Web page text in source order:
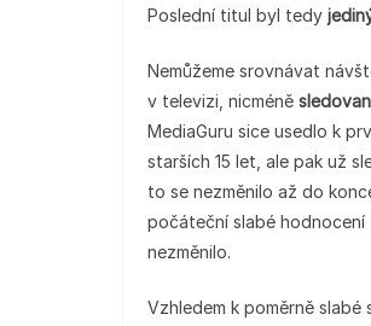
Poslední titul byl tedy
Nemůžeme srovnávat
v televizi, nicméně
MediaGuru sice usedlo k
starších 15 let, ale pak už
to se nezměnilo až do
počáteční slabé
nezměnilo.
Vzhledem k poměrně